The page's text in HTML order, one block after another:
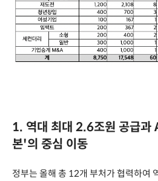
1. 역대 최대 2.6조원 공급과
본'의 중심 이동
정부는 올해 총 12개 부처가 협력하여